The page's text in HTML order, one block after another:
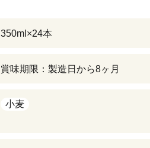
350ml×24本
賞味期限：製造日から8ヶ月
小麦